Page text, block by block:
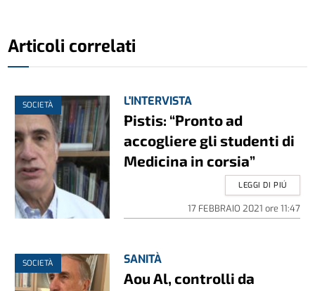
Articoli correlati
SOCIETÀ L'INTERVISTA
Pistis: “Pronto ad
accogliere gli studenti di
Medicina in corsia”
17 FEBBRAIO 2021 ore 11:47
LEGGI DI PIÚ
SOCIETÀ SANITÀ
Aou Al, controlli da